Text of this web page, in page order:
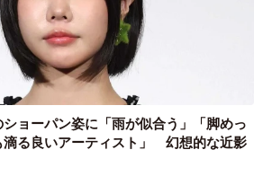
ョーパン姿に「雨が似合う」「脚めっ
滴る良いアーティスト」 幻想的な近影